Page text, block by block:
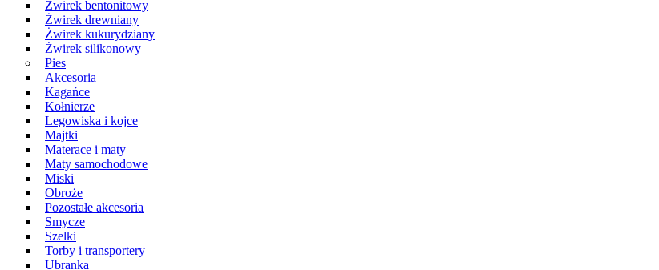
Żwirek bentonitowy
Żwirek drewniany
Żwirek kukurydziany
Żwirek silikonowy
Pies
Akcesoria
Kagańce
Kołnierze
Legowiska i kojce
Majtki
Materace i maty
Maty samochodowe
Miski
Obroże
Pozostałe akcesoria
Smycze
Szelki
Torby i transportery
Ubranka